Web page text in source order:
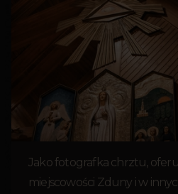
Jako fotografka chrztu,
miejscowości Zduny i w